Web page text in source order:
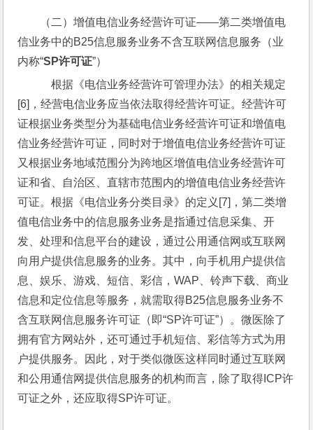
（二）增值电信业务经营许可证——第二类增值电
信业务中的B25信息服务业务不含互联网信息服务（业
内称“SP许可证”）
根据《电信业务经营许可管理办法》的相关规定
[6]，经营电信业务应当依法取得经营许可证。经营许可
证根据业务类型分为基础电信业务经营许可证和增值电
信业务经营许可证，同时对于增值电信业务经营许可证
又根据业务地域范围分为跨地区增值电信业务经营许可
证和省、自治区、直辖市范围内的增值电信业务经营许
可证。根据《电信业务分类目录》的定义[7]，第二类增
值电信业务中的信息服务业务是指通过信息采集、开
发、处理和信息平台的建设，通过公用通信网或互联网
向用户提供信息服务的业务。其中，向手机用户提供信
息、娱乐、游戏、短信、彩信，WAP、铃声下载、商业
信息和定位信息等服务，就需取得B25信息服务业务不
含互联网信息服务许可证（即“SP许可证”）。微医除了
拥有官方网站外，还可通过手机短信、彩信等方式为用
户提供服务。因此，对于类似微医这样同时通过互联网
和公用通信网提供信息服务的机构而言，除了取得ICP许
可证之外，还应取得SP许可证。